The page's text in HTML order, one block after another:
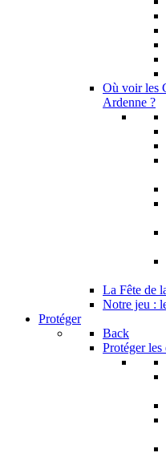
Où voir les
Ardenne ?
La Fête de
Notre jeu :
Protéger
Back
Protéger les